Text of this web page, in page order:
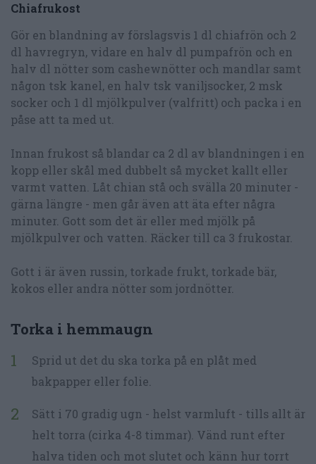
Chiafrukost
Gör en blandning av förslagsvis 1 dl chiafrön och 2
dl havregryn, vidare en halv dl pumpafrön och en
halv dl nötter som cashewnötter och mandlar samt
någon tsk kanel, en halv tsk vaniljsocker, 2 msk
socker och 1 dl mjölkpulver (valfritt) och packa i en
påse att ta med ut.
Innan frukost så blandar ca 2 dl av blandningen i en
kopp eller skål med dubbelt så mycket kallt eller
varmt vatten. Låt chian stå och svälla 20 minuter -
gärna längre - men går även att äta efter några
minuter. Gott som det är eller med mjölk på
mjölkpulver och vatten. Räcker till ca 3 frukostar.
Gott i är även russin, torkade frukt, torkade bär,
kokos eller andra nötter som jordnötter.
Torka i hemmaugn
Sprid ut det du ska torka på en plåt med
bakpapper eller folie.
Sätt i 70 gradig ugn - helst varmluft - tills allt är
helt torra (cirka 4-8 timmar). Vänd runt efter
halva tiden och mot slutet och känn hur torrt